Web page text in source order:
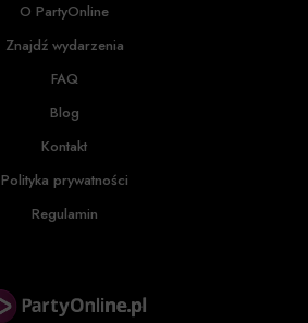
O PartyOnline
Znajdź wydarzenia
FAQ
Blog
Kontakt
Polityka prywatności
Regulamin